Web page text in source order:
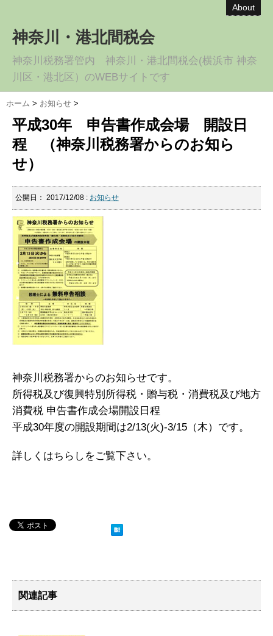
About
神奈川・港北間税会
神奈川税務署管内 神奈川・港北間税会(横浜市 神奈
川区・港北区）のWEBサイトです
ホーム > お知らせ >
平成30年 申告書作成会場 開設日
程 （神奈川税務署からのお知ら
せ）
公開日： 2017/12/08 : お知らせ
神奈川税務署からのお知らせです。
所得税及び復興特別所得税・贈与税・消費税及び地方
消費税 申告書作成会場開設日程
平成30年度の開設期間は2/13(火)-3/15（木）です。
詳しくはちらしをご覧下さい。
関連記事